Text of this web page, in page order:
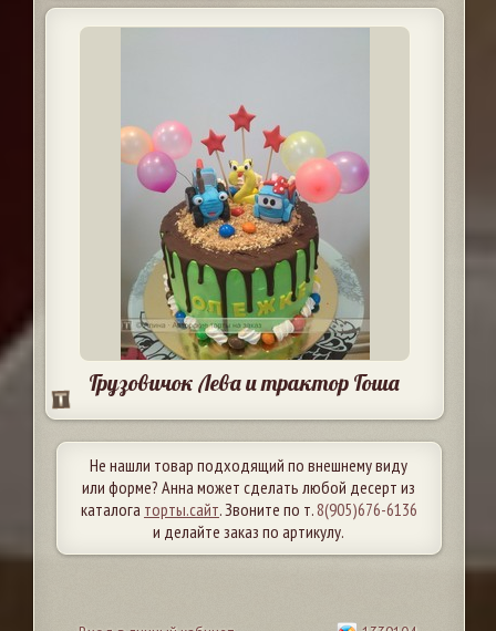
Грузовичок Лева и трактор Гоша
Не нашли товар подходящий по внешнему виду
или форме? Анна может сделать любой десерт из
каталога торты.сайт. Звоните по т.8(905)676-6136
и делайте заказ по артикулу.